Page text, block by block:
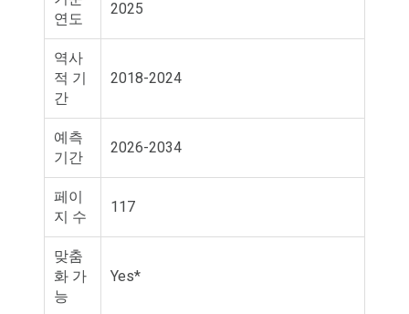
연도
2025
역사
적 기
간
2018-2024
예측
기간
2026-2034
페이
지 수
117
맞춤
화 가
능
Yes*